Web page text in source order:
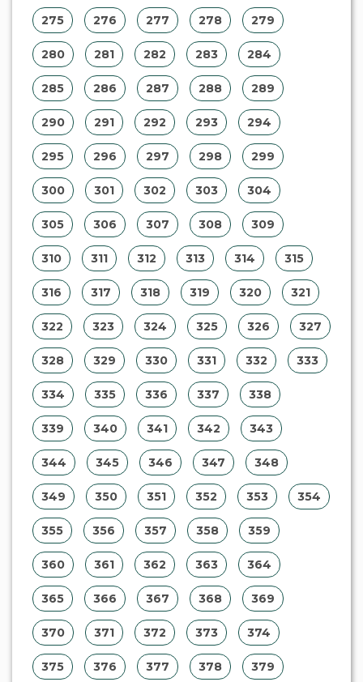
275 276 277 278 279
280 281 282 283 284
285 286 287 288 289
290 291 292 293 294
295 296 297 298 299
300 301 302 303 304
305 306 307 308 309
310 311 312 313 314 315
316 317 318 319 320 321
322 323 324 325 326 327
328 329 330 331 332 333
334 335 336 337 338
339 340 341 342 343
344 345 346 347 348
349 350 351 352 353 354
355 356 357 358 359
360 361 362 363 364
365 366 367 368 369
370 371 372 373 374
375 376 377 378 379